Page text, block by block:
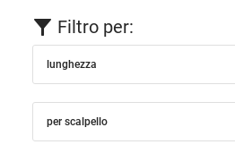
Filtro per:
lunghezza
per scalpello